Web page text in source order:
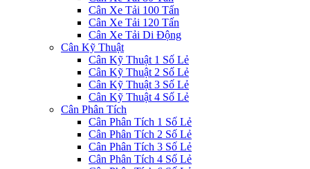
Cân Xe Tải 100 Tấn
Cân Xe Tải 120 Tấn
Cân Xe Tải Di Động
Cân Kỹ Thuật
Cân Kỹ Thuật 1 Số Lẻ
Cân Kỹ Thuật 2 Số Lẻ
Cân Kỹ Thuật 3 Số Lẻ
Cân Kỹ Thuật 4 Số Lẻ
Cân Phân Tích
Cân Phân Tích 1 Số Lẻ
Cân Phân Tích 2 Số Lẻ
Cân Phân Tích 3 Số Lẻ
Cân Phân Tích 4 Số Lẻ